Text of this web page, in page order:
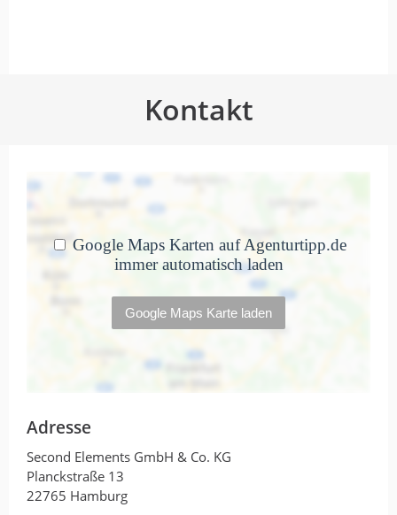
Mitarbeiter konzipiert und umgesetzt. Ich
Beratung, der Vorab-Analyse hinsichtlich
der Defizite, die vor der Konzeption einer
sind, bis zur Durchführung lief alles
professionell und vor allem transparent
und fair ab. Daraus ist inzwischen eine
dauerhafte Zusammenarbeit entstanden.
10 Jahre Partnerschaft im
Online-Marketing
Kontakt
Adresse
Second Elements GmbH & Co. KG
Planckstraße 13
22765 Hamburg